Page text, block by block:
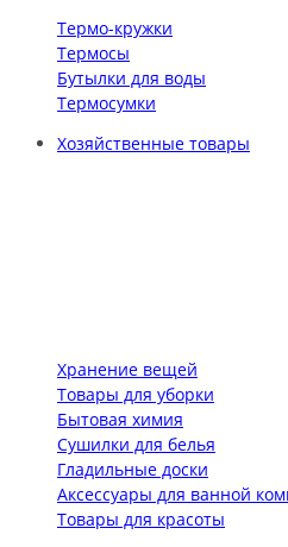
Термо-кружки
Термосы
Бутылки для воды
Термосумки
Хозяйственные товары
Хранение вещей
Товары для уборки
Бытовая химия
Сушилки для белья
Гладильные доски
Аксессуары для ванной
Товары для красоты